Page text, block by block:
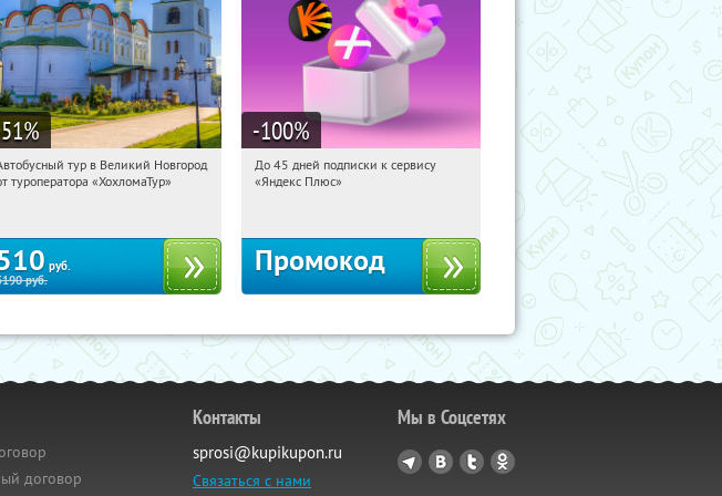
%
14:50:05 Купили:2
тур в Великий Новгород
туроператора «ХохломаТур»
руб.
руб.
-100%
14:50:05 Получили:
До 45 дней подписки к сервису
«Яндекс Плюс»
Промокод
договор
Контакты
sprosi@kupikupon.ru
Связаться с нами
Мы в Соцсетях